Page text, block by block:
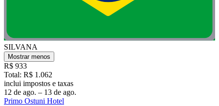
SILVANA
Mostrar menos
R$ 933
Total: R$ 1.062
inclui impostos e taxas
12 de ago. – 13 de ago.
Primo Ostuni Hotel